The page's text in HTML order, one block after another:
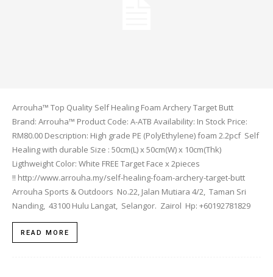
Arrouha™ Top Quality Self Healing Foam Archery Target Butt
Brand: Arrouha™ Product Code: A-ATB Availability: In Stock Price:
RM80.00 Description: High grade PE (PolyEthylene) foam 2.2pcf Self
Healing with durable Size : 50cm(L) x 50cm(W) x 10cm(Thk)
Ligthweight Color: White FREE Target Face x 2pieces
!! http://www.arrouha.my/self-healing-foam-archery-target-butt
Arrouha Sports & Outdoors No.22, Jalan Mutiara 4/2, Taman Sri
Nanding, 43100 Hulu Langat, Selangor. Zairol Hp: +60192781829
READ MORE